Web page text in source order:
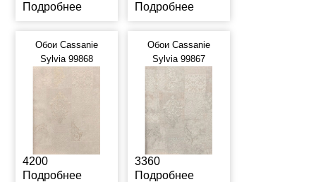
Подробнее
Подробнее
Обои Cassanie
Sylvia 99868
4200
Подробнее
Обои Cassanie
Sylvia 99867
3360
Подробнее